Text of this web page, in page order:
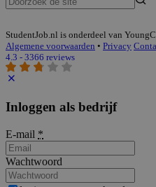
StudentJob.nl is onderdeel van
Algemene voorwaarden • Privacy
4.3 - 3366 reviews
Inloggen als bedrijf
E-mail *
Wachtwoord